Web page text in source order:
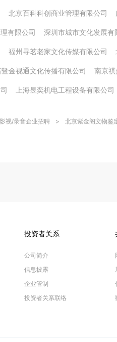
北京百科科创商业管理有限公司
有限公司 深圳市城市文化发展有
福州寻茗老家文化传媒有限公司
暨金视通文化传播有限公司 南京祺
上海昱奕机电工程设备有限公司
视/录音企业招聘 > 北京紫金阁文物鉴